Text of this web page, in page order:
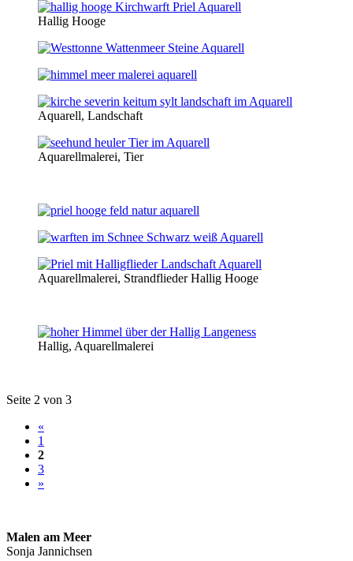
Hallig Hooge
Aquarell, Landschaft
Aquarellmalerei, Tier
Aquarellmalerei, Strandflieder Hallig Hooge
Hallig, Aquarellmalerei
Seite 2 von 3
«
1
2
3
»
Malen am Meer
Sonja Jannichsen